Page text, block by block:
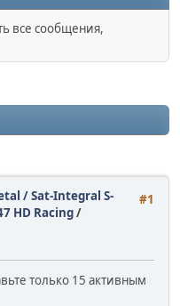
все сообщения,
#1
/ Sat-Integral S-
HD Racing/
только 15 активным